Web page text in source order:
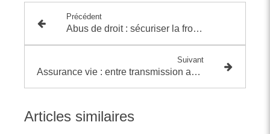
Précédent
Abus de droit : sécuriser la frontière entre optimisation et requalification
Suivant
Assurance vie : entre transmission anticipée et tour de vis fiscal
Articles similaires